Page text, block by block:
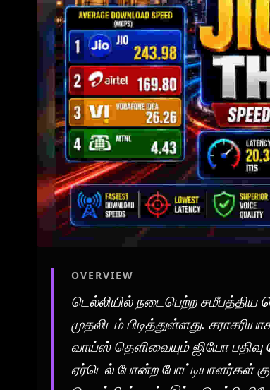
OVERVIEW
டெல்லியில் நடைபெற்ற
முதலிடம் பிடித்துள்ளது.
வாய்ஸ் தெளிவையும் ஜியோ
ஏர்டெல் போன்ற போட்டியாளர்கள்